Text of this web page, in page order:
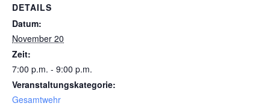
DETAILS
Datum:
November 20
Zeit:
7:00 p.m. - 9:00 p.m.
Veranstaltungskategorie:
Gesamtwehr